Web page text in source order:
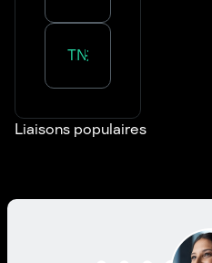
Transport :Normandie
Liaisons populaires